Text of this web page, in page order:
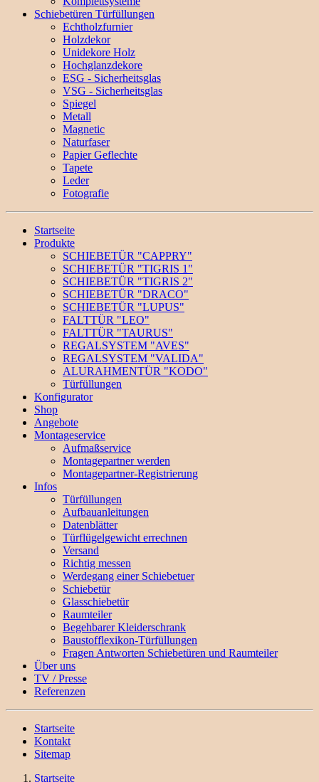
Schiebetüren Türfüllungen
Echtholzfurnier
Holzdekor
Unidekore Holz
Hochglanzdekore
ESG - Sicherheitsglas
VSG - Sicherheitsglas
Spiegel
Metall
Magnetic
Naturfaser
Papier Geflechte
Tapete
Leder
Fotografie
Startseite
Produkte
SCHIEBETÜR "CAPPRY"
SCHIEBETÜR "TIGRIS 1"
SCHIEBETÜR "TIGRIS 2"
SCHIEBETÜR "DRACO"
SCHIEBETÜR "LUPUS"
FALTTÜR "LEO"
FALTTÜR "TAURUS"
REGALSYSTEM "AVES"
REGALSYSTEM "VALIDA"
ALURAHMENTÜR "KODO"
Türfüllungen
Konfigurator
Shop
Angebote
Montageservice
Aufmaßservice
Montagepartner werden
Montagepartner-Registrierung
Infos
Türfüllungen
Aufbauanleitungen
Datenblätter
Türflügelgewicht errechnen
Versand
Richtig messen
Werdegang einer Schiebetuer
Schiebetür
Glasschiebetür
Raumteiler
Begehbarer Kleiderschrank
Baustofflexikon-Türfüllungen
Fragen Antworten Schiebetüren und Raumteiler
Über uns
TV / Presse
Referenzen
Startseite
Kontakt
Sitemap
Startseite